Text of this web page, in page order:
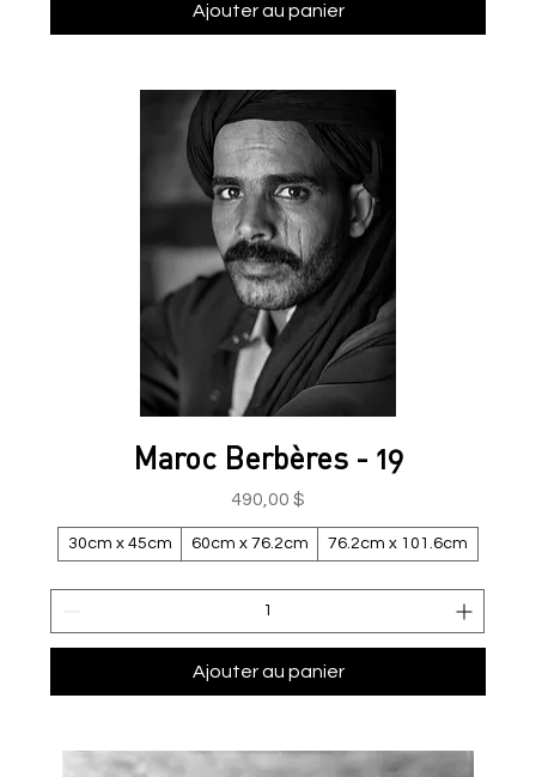
Ajouter au panier
Maroc Berbères - 19
Prix
490,00 $
30cm x 45cm 60cm x 76.2cm 76.2cm x 101.6cm
Ajouter au panier